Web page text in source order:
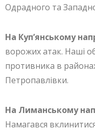
Одрадного та
На Куп’янському
ворожих атак. Наші
противника в
Петропавлівки.
На Лиманському
Намагався